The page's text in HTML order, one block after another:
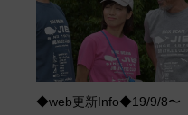
◆web更新Info◆19/9/8〜